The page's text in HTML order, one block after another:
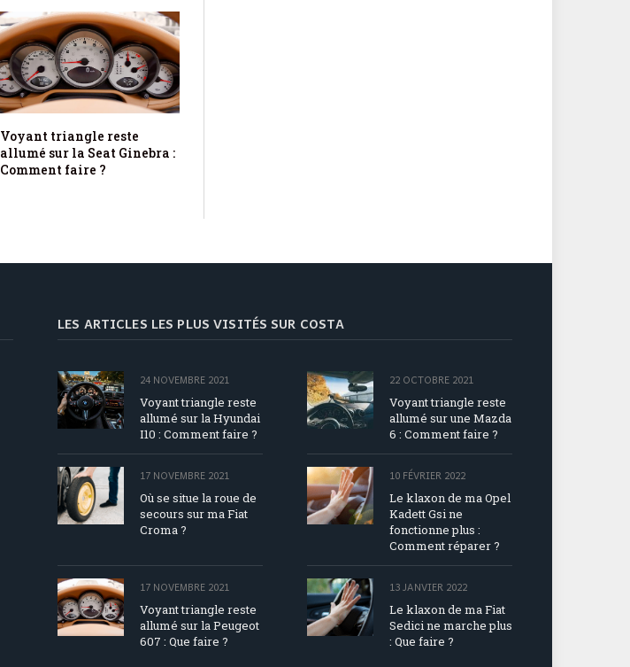
Voyant triangle reste
allumé sur la Seat Ginebra :
Comment faire ?
LES ARTICLES LES PLUS VISITÉS SUR COSTA
24 NOVEMBRE 2021
Voyant triangle reste
allumé sur la Hyundai
I10 : Comment faire ?
22 OCTOBRE 2021
Voyant triangle reste
allumé sur une Mazda
6 : Comment faire ?
17 NOVEMBRE 2021
Où se situe la roue de
secours sur ma Fiat
Croma ?
10 FÉVRIER 2022
Le klaxon de ma Opel
Kadett Gsi ne
fonctionne plus :
Comment réparer ?
17 NOVEMBRE 2021
Voyant triangle reste
allumé sur la Peugeot
607 : Que faire ?
13 JANVIER 2022
Le klaxon de ma Fiat
Sedici ne marche plus
: Que faire ?